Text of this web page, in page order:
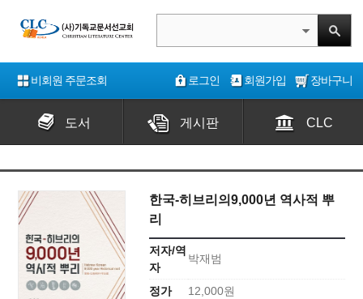
비회원 주문조회 로그인 회원가입 장바구니
도서 게시판 CLC
한국-히브리의9,000년 역사적 뿌
리
저자/역
자
박재범
정가
12,000원